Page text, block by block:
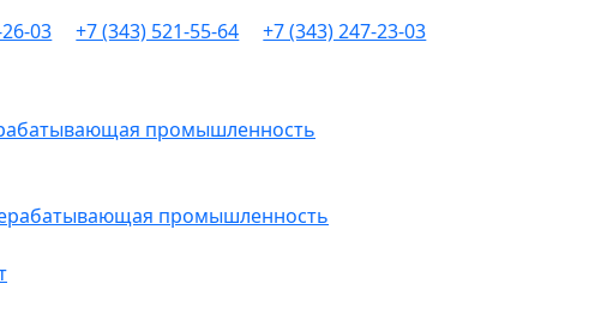
промышленность
03 +7 (343) 521-55-64 +7 (343) 247-23-03
промышленность